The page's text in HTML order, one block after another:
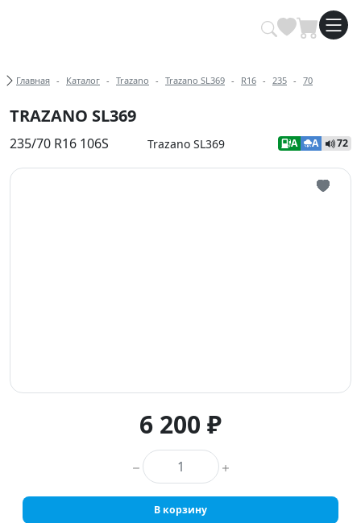
Купить автомобильные шины
Хлебные крошки
Главная Каталог Trazano Trazano SL369 R16 235 70
TRAZANO SL369
235/70 R16 106S Trazano SL369 A A 72
6 200 ₽
Количество товара
В корзину